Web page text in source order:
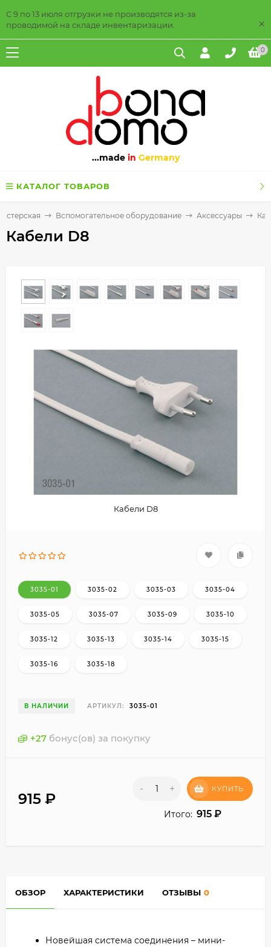
С 9 по 13 июля отгрузки не производятся из-за
проводимой на складе инвентаризации.
×
0
...made in Germany
КАТАЛОГ ТОВАРОВ
Вспомогательное оборудование Аксессуары
Кабели D8
Кабели D8
3035-01 3035-02 3035-03 3035-04
3035-05 3035-07 3035-09 3035-10
3035-12 3035-13 3035-14 3035-15
3035-16 3035-18
В НАЛИЧИИ АРТИКУЛ: 3035-01
+27 бонус(ов) за покупку
915 ₽
- + КУПИТЬ
Итого: 915 ₽
ОБЗОР ХАРАКТЕРИСТИКИ ОТЗЫВЫ 0
Новейшая система соединения – мини-